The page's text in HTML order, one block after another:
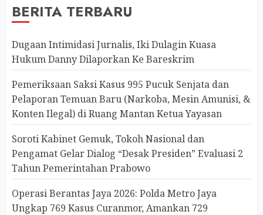
BERITA TERBARU
Dugaan Intimidasi Jurnalis, Iki Dulagin Kuasa
Hukum Danny Dilaporkan Ke Bareskrim
Pemeriksaan Saksi Kasus 995 Pucuk Senjata dan
Pelaporan Temuan Baru (Narkoba, Mesin Amunisi, &
Konten Ilegal) di Ruang Mantan Ketua Yayasan
Soroti Kabinet Gemuk, Tokoh Nasional dan
Pengamat Gelar Dialog “Desak Presiden” Evaluasi 2
Tahun Pemerintahan Prabowo
Operasi Berantas Jaya 2026: Polda Metro Jaya
Ungkap 769 Kasus Curanmor, Amankan 729